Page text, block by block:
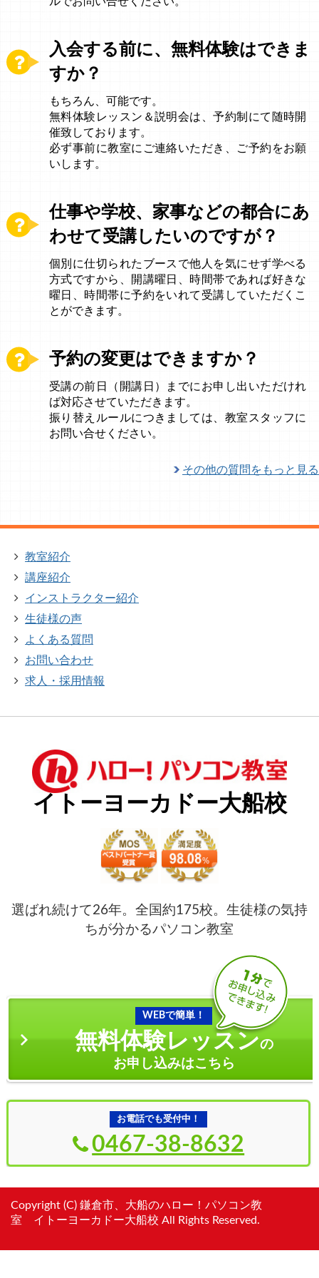
入会する前に、無料体験はできま
すか？
もちろん、可能です。
無料体験レッスン＆説明会は、予約制にて随時開
催致しております。
必ず事前に教室にご連絡いただき、ご予約をお願
いします。
仕事や学校、家事などの都合にあ
わせて受講したいのですが？
個別に仕切られたブースで他人を気にせず学べる
方式ですから、開講曜日、時間帯であれば好きな
曜日、時間帯に予約をいれて受講していただくこ
とができます。
予約の変更はできますか？
受講の前日（開講日）までにお申し出いただけれ
ば対応させていただきます。
振り替えルールにつきましては、教室スタッフに
お問い合せください。
その他の質問をもっと見る
教室紹介
講座紹介
インストラクター紹介
生徒様の声
よくある質問
お問い合わせ
求人・採用情報
イトーヨーカドー大船校
選ばれ続けて26年。全国約175校。生徒様の気持
ちが分かるパソコン教室
WEBで簡単！
無料体験レッスンの
お申し込みはこちら
お電話でも受付中！
0467-38-8632
Copyright (C) 鎌倉市、大船のハロー！パソコン教
室 イトーヨーカドー大船校 All Rights Reserved.